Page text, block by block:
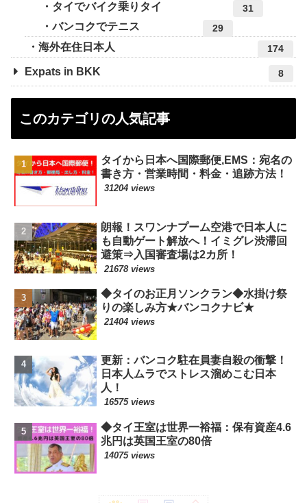
タイでバイク乗りタイ 31
バンコクでテニス 29
海外在住日本人 174
Expats in BKK 8
このカテゴリの人気記事
タイから日本へ国際郵便,EMS：宛名の
書き方・営業時間・料金・追跡方法！
31204 views
朗報！スワンナプーム空港で日本人に
も自動ゲート解放へ！イミグレ渋滞回
避策⇒入国審査場は2カ所！
21678 views
◆タイのお正月ソンクラン◆水掛け祭
りの楽しみ方★バンコクナビ★
21404 views
更新：バンコク駐在員妻自殺の衝撃！
日本人ムラでストレス溜めこむ日本
人！
16575 views
◆タイ王室は世界一裕福：保有資産4.6
兆円は英国王室の80倍
14075 views